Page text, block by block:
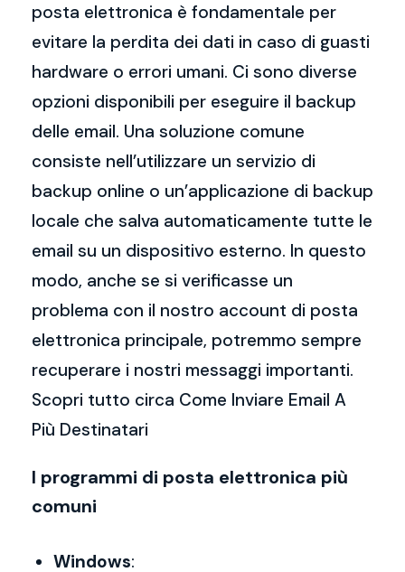
posta elettronica è fondamentale per
evitare la perdita dei dati in caso di guasti
hardware o errori umani. Ci sono diverse
opzioni disponibili per eseguire il backup
delle email. Una soluzione comune
consiste nell’utilizzare un servizio di
backup online o un’applicazione di backup
locale che salva automaticamente tutte le
email su un dispositivo esterno. In questo
modo, anche se si verificasse un
problema con il nostro account di posta
elettronica principale, potremmo sempre
recuperare i nostri messaggi importanti.
Scopri tutto circa Come Inviare Email A
Più Destinatari
I programmi di posta elettronica più
comuni
Windows: